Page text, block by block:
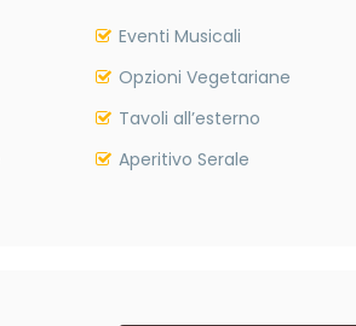
Eventi Musicali
Opzioni Vegetariane
Tavoli all’esterno
Aperitivo Serale